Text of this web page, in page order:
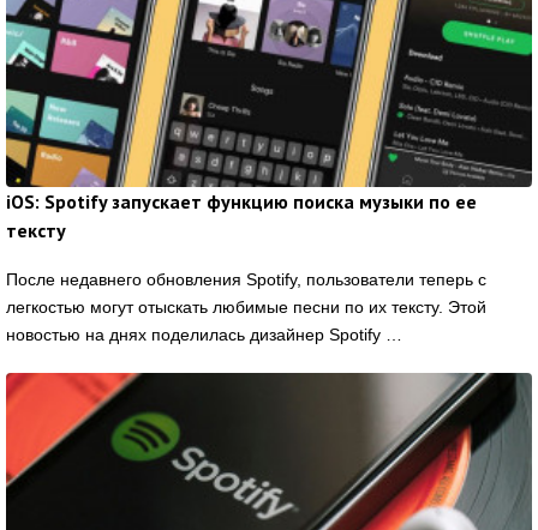
iOS: Spotify запускает функцию поиска музыки по ее
тексту
После недавнего обновления Spotify, пользователи теперь с
легкостью могут отыскать любимые песни по их тексту. Этой
новостью на днях поделилась дизайнер Spotify …